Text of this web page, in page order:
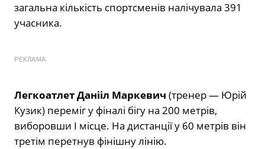
загальна кількість спортсменів налічувала 391
учасника.
РЕКЛАМА
Легкоатлет Данііл Маркевич (тренер — Юрій
Кузик) переміг у фіналі бігу на 200 метрів,
виборовши І місце. На дистанції у 60 метрів він
третім перетнув фінішну лінію.